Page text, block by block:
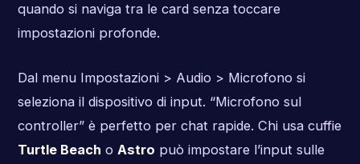
quando si naviga tra le card senza toccare
impostazioni profonde.
Dal menu Impostazioni > Audio > Microfono si
seleziona il dispositivo di input. “Microfono sul
controller” è perfetto per chat rapide. Chi usa cuffie
Turtle Beach o Astro può impostare l’input sulle